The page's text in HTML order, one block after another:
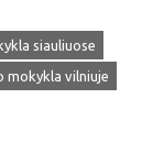
siauliuose
mokykla vilniuje